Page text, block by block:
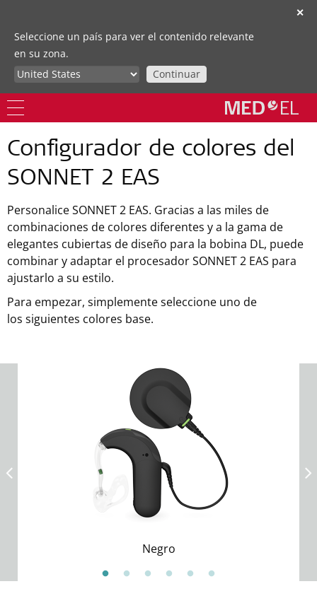
✕
Seleccione un país para ver el contenido relevante
en su zona.
Continuar
Configurador de colores del
SONNET 2 EAS
Personalice SONNET 2 EAS. Gracias a las miles de
combinaciones de colores diferentes y a la gama de
elegantes cubiertas de diseño para la bobina DL, puede
combinar y adaptar el procesador SONNET 2 EAS para
ajustarlo a su estilo.
Para empezar, simplemente seleccione uno de
los siguientes colores base.
Negro